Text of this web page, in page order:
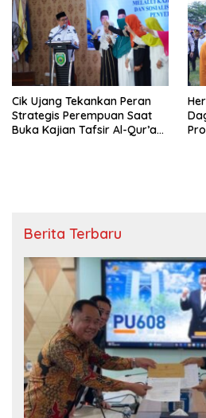
Cik Ujang Tekankan Peran
Strategis Perempuan Saat
Buka Kajian Tafsir Al-Qur’an
Berita Terbaru